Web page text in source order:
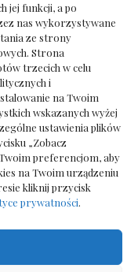
jej funkcji, a po
nas wykorzystywane
ze strony
Strona
trzecich w celu
i
na Twoim
wskazanych wyżej
ustawienia plików
„Zobacz
preferencjom, aby
na Twoim urządzeniu
kliknij przycisk
prywatności.
jak wybrać bez